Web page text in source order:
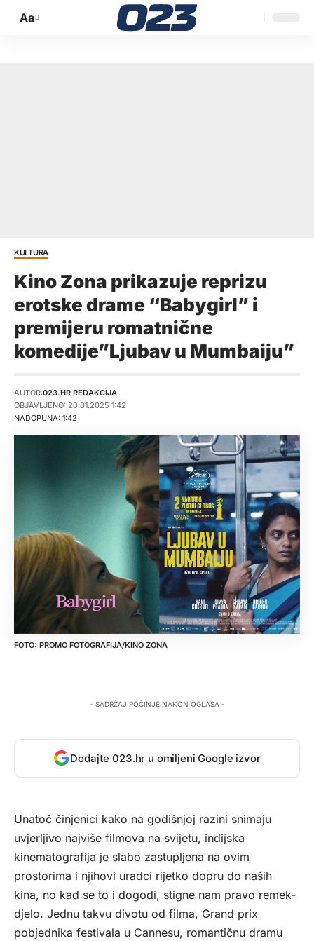
Promijeni
Aa
KULTURA
Kino Zona prikazuje reprizu
erotske drame “Babygirl” i
premijeru romatnične
komedije”Ljubav u Mumbaiju”
NADOPUNA: 1:42
AUTOR:023.HR REDAKCIJA
OBJAVLJENO: 20.01.2025 1:42
PROMO FOTOGRAFIJA/KINO ZONA
- SADRŽAJ POČINJE NAKON OGLASA -
Dodajte 023.hr u omiljeni Google izvor
Unatoč činjenici kako na godišnjoj razini snimaju
uvjerljivo najviše filmova na svijetu, indijska
kinematografija je slabo zastupljena na ovim
prostorima i njihovi uradci rijetko dopru do naših
kina, no kad se to i dogodi, stigne nam pravo remek-
djelo. Jednu takvu divotu od filma, Grand prix
pobjednika festivala u Cannesu, romantičnu dramu